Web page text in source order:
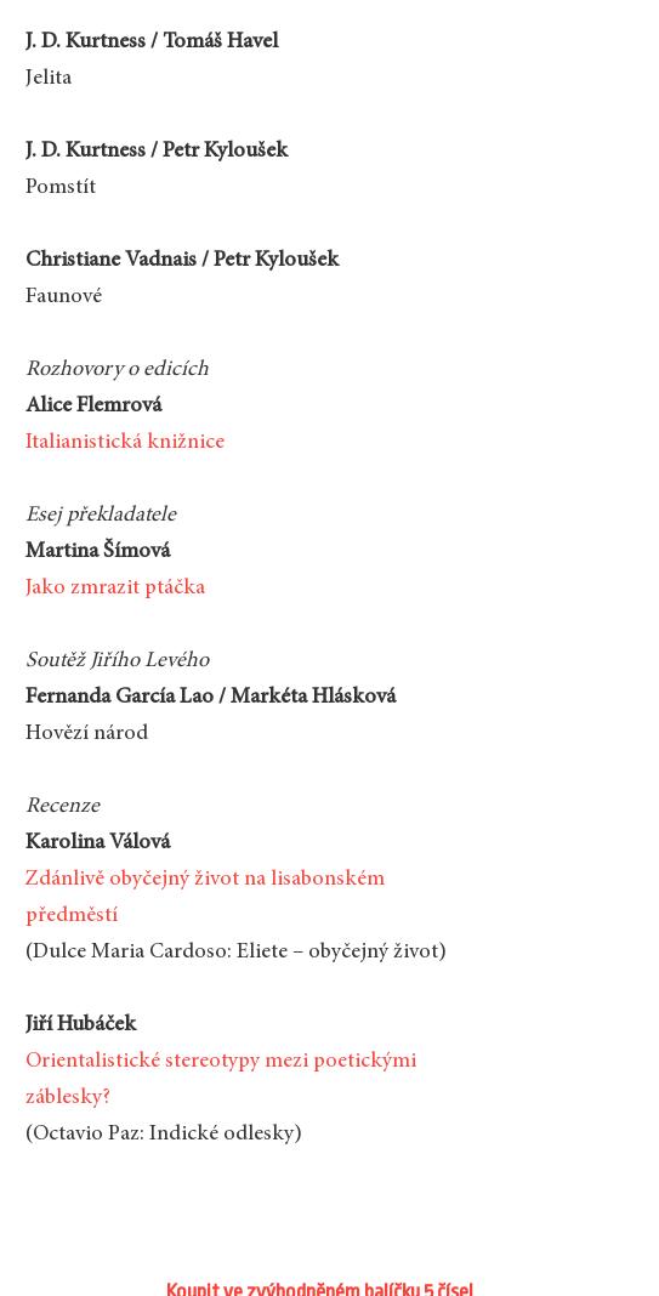
J. D. Kurtness / Tomáš Havel
Jelita
J. D. Kurtness / Petr Kyloušek
Pomstít
Christiane Vadnais / Petr Kyloušek
Faunové
Rozhovory o edicích
Alice Flemrová
Italianistická knižnice
Esej překladatele
Martina Šímová
Jako zmrazit ptáčka
Soutěž Jiřího Levého
Fernanda García Lao / Markéta Hlásková
Hovězí národ
Recenze
Karolina Válová
Zdánlivě obyčejný život na lisabonském
předměstí
(Dulce Maria Cardoso: Eliete – obyčejný život)
Jiří Hubáček
Orientalistické stereotypy mezi poetickými
záblesky?
(Octavio Paz: Indické odlesky)